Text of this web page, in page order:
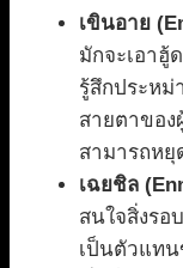
เขินอาย
มักจะเอาฮู้
รู้สึกประหม่
สายตาของ
สามารถหยุ
เฉยชิล
สนใจสิ่งรอ
เป็นตัวแท